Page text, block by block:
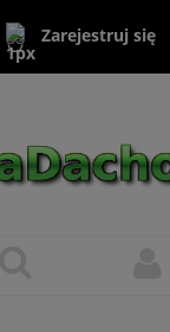
Zarejestruj się